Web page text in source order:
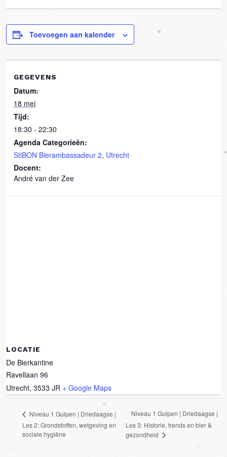
Toevoegen aan kalender
GEGEVENS
Datum:
18 mei
Tijd:
18:30 - 22:30
Agenda Categorieën:
StiBON Bierambassadeur 2, Utrecht
Docent:
André van der Zee
LOCATIE
De Bierkantine
Ravellaan 96
Utrecht, 3533 JR + Google Maps
Niveau 1 Gulpen | Driedaagse |
Les 2: Grondstoffen, wetgeving en
sociale hygiëne
Niveau 1 Gulpen | Driedaagse |
Les 3: Historie, trends en bier &
gezondheid